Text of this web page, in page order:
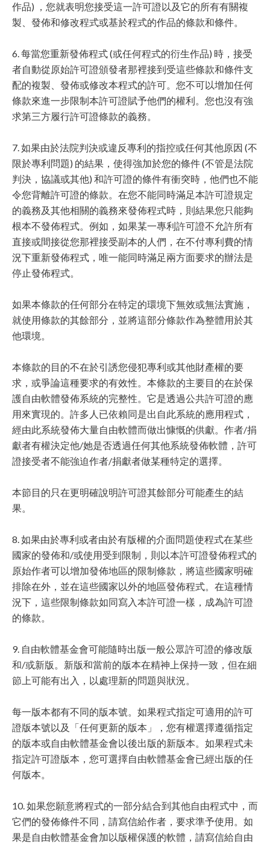
作品) ，您就表明您接受這一許可證以及它的所有有關複
製、發佈和修改程式或基於程式的作品的條款和條件。
6. 每當您重新發佈程式 (或任何程式的衍生作品) 時，接受
者自動從原始許可證頒發者那裡接到受這些條款和條件支
配的複製、發佈或修改本程式的許可。您不可以增加任何
條款來進一步限制本許可證賦予他們的權利。您也沒有強
求第三方履行許可證條款的義務。
7. 如果由於法院判決或違反專利的指控或任何其他原因 (不
限於專利問題) 的結果，使得強加於您的條件 (不管是法院
判決，協議或其他) 和許可證的條件有衝突時，他們也不能
令您背離許可證的條款。在您不能同時滿足本許可證規定
的義務及其他相關的義務來發佈程式時，則結果您只能夠
根本不發佈程式。例如，如果某一專利許可證不允許所有
直接或間接從您那裡接受副本的人們，在不付專利費的情
況下重新發佈程式，唯一能同時滿足兩方面要求的辦法是
停止發佈程式。
如果本條款的任何部分在特定的環境下無效或無法實施，
就使用條款的其餘部分，並將這部分條款作為整體用於其
他環境。
本條款的目的不在於引誘您侵犯專利或其他財產權的要
求，或爭論這種要求的有效性。本條款的主要目的在於保
護自由軟體發佈系統的完整性。它是透過公共許可證的應
用來實現的。許多人已依賴同是出自此系統的應用程式，
經由此系統發佈大量自由軟體而做出慷慨的供獻。作者/捐
獻者有權決定他/她是否透過任何其他系統發佈軟體，許可
證接受者不能強迫作者/捐獻者做某種特定的選擇。
本節目的只在更明確說明許可證其餘部分可能產生的結
果。
8. 如果由於專利或者由於有版權的介面問題使程式在某些
國家的發佈和/或使用受到限制，則以本許可證發佈程式的
原始作者可以增加發佈地區的限制條款，將這些國家明確
排除在外，並在這些國家以外的地區發佈程式。在這種情
況下，這些限制條款如同寫入本許可證一樣，成為許可證
的條款。
9. 自由軟體基金會可能隨時出版一般公眾許可證的修改版
和/或新版。新版和當前的版本在精神上保持一致，但在細
節上可能有出入，以處理新的問題與狀況。
每一版本都有不同的版本號。如果程式指定可適用的許可
證版本號以及「任何更新的版本」，您有權選擇遵循指定
的版本或自由軟體基金會以後出版的新版本。如果程式未
指定許可證版本，您可選擇自由軟體基金會已經出版的任
何版本。
10. 如果您願意將程式的一部分結合到其他自由程式中，而
它們的發佈條件不同，請寫信給作者，要求準予使用。如
果是自由軟體基金會加以版權保護的軟體，請寫信給自由